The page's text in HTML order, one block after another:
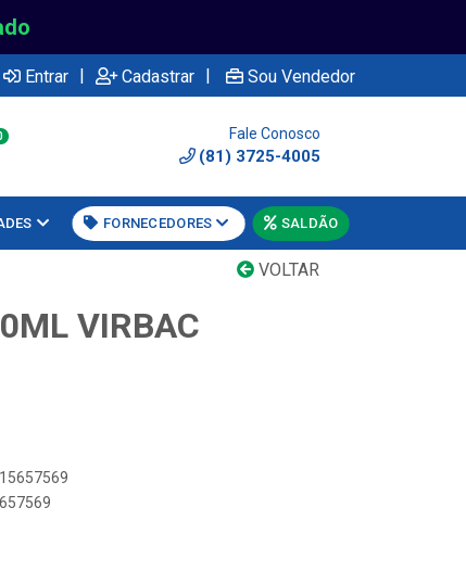
Entrar | Cadastrar | Sou Vendedor
Fale Conosco
(81) 3725-4005
FORNECEDORES SALDÃO
VOLTAR
VIRBAC